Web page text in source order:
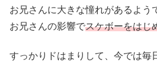
お兄さんに大きな憧れがあるよう
お兄さんの影響でスケボーをはじ
すっかりドはまりして、今では毎